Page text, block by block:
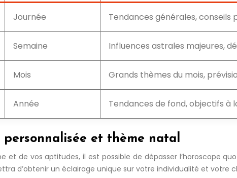
Journée Tendances générales, conseils
Semaine Influences astrales majeures,
Mois Grands thèmes du mois,
Année Tendances de fond, objectifs à
et thème natal
de vos aptitudes, il est possible de dépasser l’horoscope
d’obtenir un éclairage unique sur votre individualité et votre